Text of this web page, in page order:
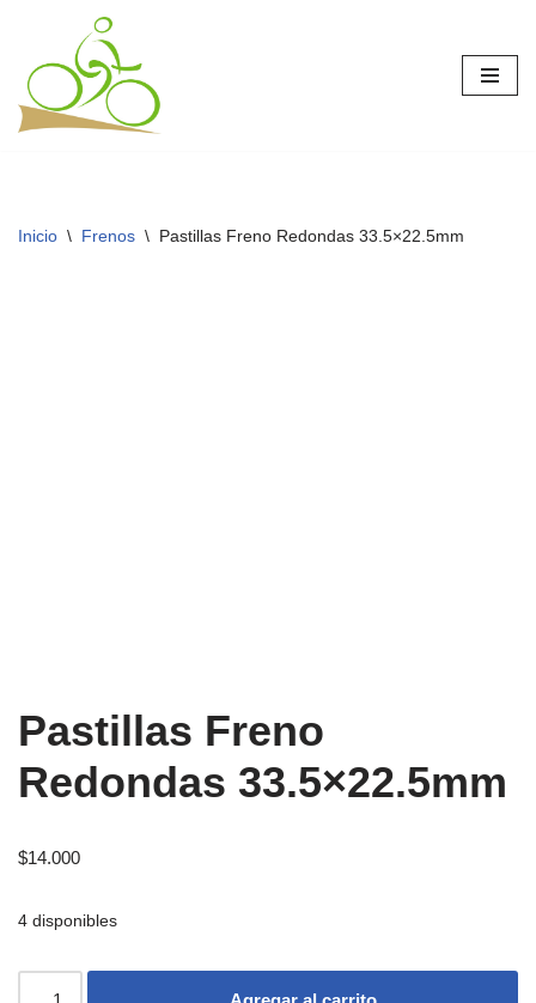
Saltar
al
contenido
Inicio \ Frenos \ Pastillas Freno Redondas 33.5×22.5mm
Pastillas Freno
Redondas 33.5×22.5mm
$14.000
4 disponibles